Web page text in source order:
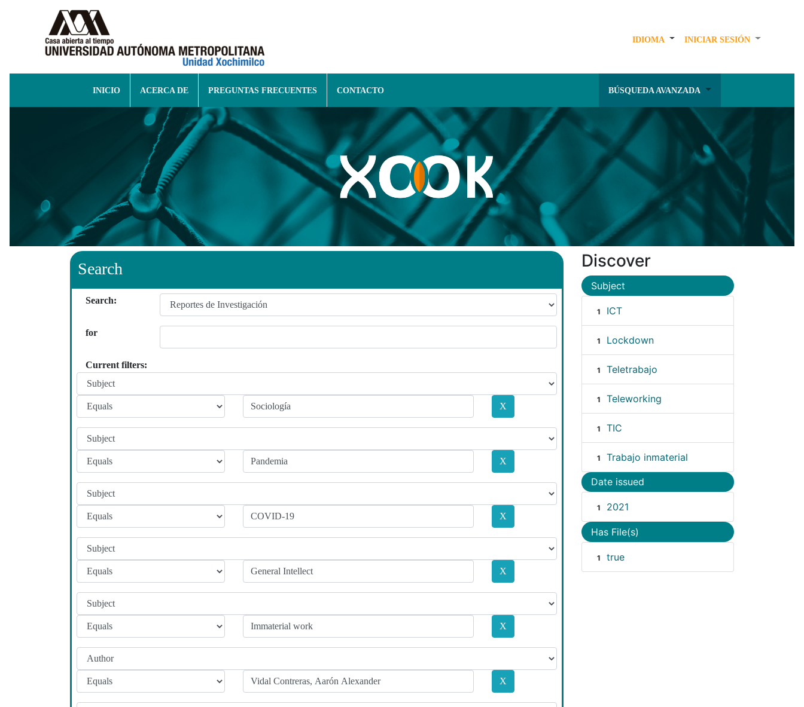
IDIOMA INICIAR SESIÓN
INICIO ACERCA DE PREGUNTAS FRECUENTES CONTACTO BÚSQUEDA AVANZADA
Search
Search:
for
Current filters:
Discover
Subject
1 ICT
1 Lockdown
1 Teletrabajo
1 Teleworking
1 TIC
1 Trabajo inmaterial
Date issued
1 2021
Has File(s)
1 true